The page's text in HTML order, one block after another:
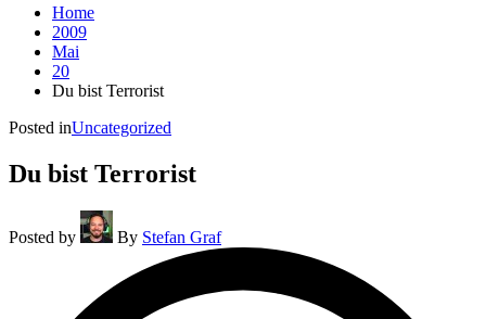
Home
2009
Mai
20
Du bist Terrorist
Posted inUncategorized
Du bist Terrorist
Posted by By Stefan Graf